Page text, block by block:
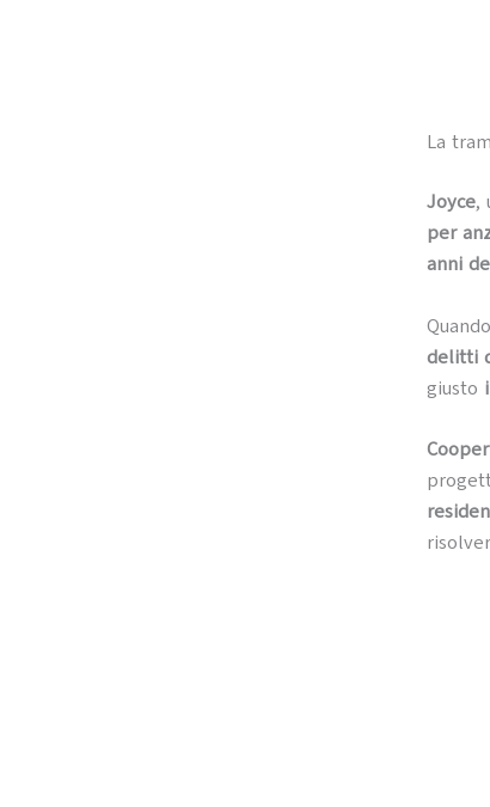
La
Joyce,
per
anni
delitti
giusto